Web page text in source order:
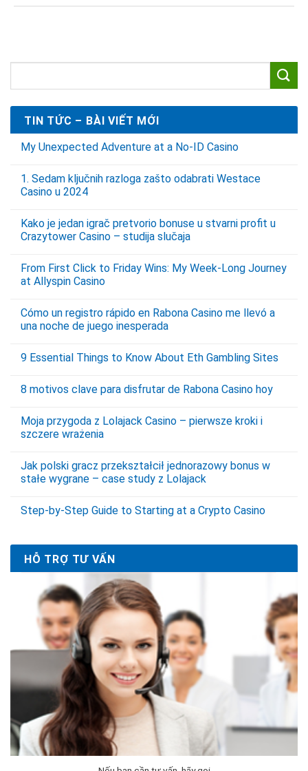
TIN TỨC – BÀI VIẾT MỚI
My Unexpected Adventure at a No‑ID Casino
1. Sedam ključnih razloga zašto odabrati Westace
Casino u 2024
Kako je jedan igrač pretvorio bonuse u stvarni profit u
Crazytower Casino – studija slučaja
From First Click to Friday Wins: My Week‑Long Journey
at Allyspin Casino
Cómo un registro rápido en Rabona Casino me llevó a
una noche de juego inesperada
9 Essential Things to Know About Eth Gambling Sites
8 motivos clave para disfrutar de Rabona Casino hoy
Moja przygoda z Lolajack Casino – pierwsze kroki i
szczere wrażenia
Jak polski gracz przekształcił jednorazowy bonus w
stałe wygrane – case study z Lolajack
Step‑by‑Step Guide to Starting at a Crypto Casino
HỖ TRỢ TƯ VẤN